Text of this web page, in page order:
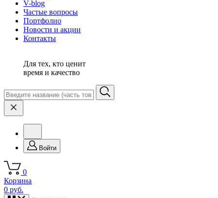
V-blog
Частые вопросы
Портфолио
Новости и акции
Контакты
Для тех, кто ценит
время и качество
Войти
0
Корзина
0 руб.